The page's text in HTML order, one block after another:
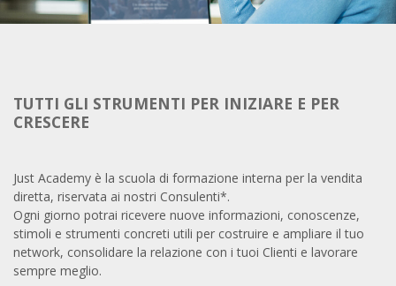
TUTTI GLI STRUMENTI PER INIZIARE E PER
CRESCERE
Just Academy è la scuola di formazione interna per la vendita
diretta, riservata ai nostri Consulenti*.
Ogni giorno potrai ricevere nuove informazioni, conoscenze,
stimoli e strumenti concreti utili per costruire e ampliare il tuo
network, consolidare la relazione con i tuoi Clienti e lavorare
sempre meglio.